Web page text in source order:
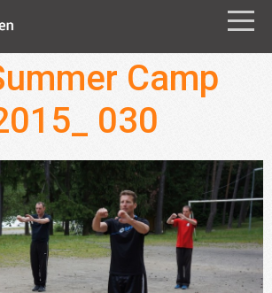
Camp
030